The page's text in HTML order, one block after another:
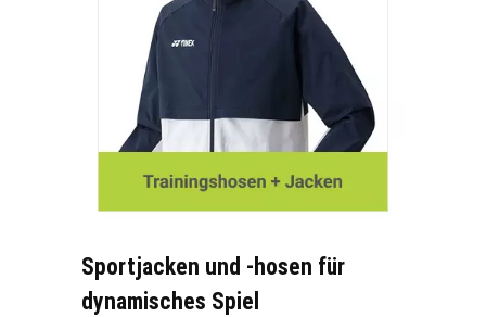
Sportjacken und -hosen für
dynamisches Spiel